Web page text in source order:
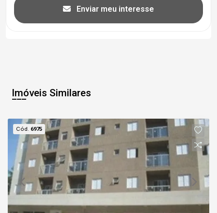
Enviar meu interesse
Imóveis Similares
Cód. 6975